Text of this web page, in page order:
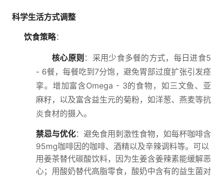
科学生活方式调整
饮食策略：
核心原则 ：采用少食多餐的方式，每日进食5
- 6餐，每餐吃到7分饱，避免胃部过度扩张引发痉
挛。增加富含Omega - 3的食物，如三文鱼、亚
麻籽，以及富含益生元的菊粉，如洋葱、燕麦等抗
炎食材的摄入。
禁忌与优化：避免食用刺激性食物，如每杯咖啡含
95mg咖啡因的咖啡、酒精以及辛辣调料等。可以
用姜茶替代碳酸饮料，因为生姜含姜辣素能缓解恶
心；用酸奶替代高脂零食，酸奶中含有的益生菌对